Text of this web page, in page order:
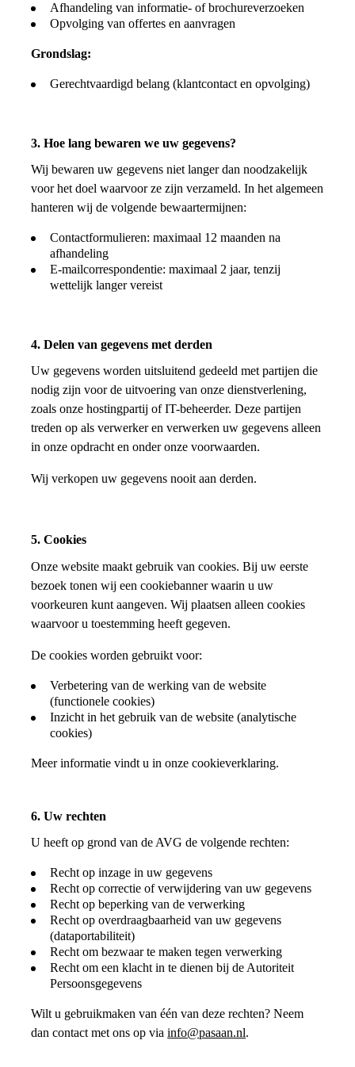
Afhandeling van informatie- of brochureverzoeken
Opvolging van offertes en aanvragen
Grondslag:
Gerechtvaardigd belang (klantcontact en opvolging)
3. Hoe lang bewaren we uw gegevens?
Wij bewaren uw gegevens niet langer dan noodzakelijk
voor het doel waarvoor ze zijn verzameld. In het algemeen
hanteren wij de volgende bewaartermijnen:
Contactformulieren: maximaal 12 maanden na
afhandeling
E-mailcorrespondentie: maximaal 2 jaar, tenzij
wettelijk langer vereist
4. Delen van gegevens met derden
Uw gegevens worden uitsluitend gedeeld met partijen die
nodig zijn voor de uitvoering van onze dienstverlening,
zoals onze hostingpartij of IT-beheerder. Deze partijen
treden op als verwerker en verwerken uw gegevens alleen
in onze opdracht en onder onze voorwaarden.
Wij verkopen uw gegevens nooit aan derden.
5. Cookies
Onze website maakt gebruik van cookies. Bij uw eerste
bezoek tonen wij een cookiebanner waarin u uw
voorkeuren kunt aangeven. Wij plaatsen alleen cookies
waarvoor u toestemming heeft gegeven.
De cookies worden gebruikt voor:
Verbetering van de werking van de website
(functionele cookies)
Inzicht in het gebruik van de website (analytische
cookies)
Meer informatie vindt u in onze cookieverklaring.
6. Uw rechten
U heeft op grond van de AVG de volgende rechten:
Recht op inzage in uw gegevens
Recht op correctie of verwijdering van uw gegevens
Recht op beperking van de verwerking
Recht op overdraagbaarheid van uw gegevens
(dataportabiliteit)
Recht om bezwaar te maken tegen verwerking
Recht om een klacht in te dienen bij de Autoriteit
Persoonsgegevens
Wilt u gebruikmaken van één van deze rechten? Neem
dan contact met ons op viainfo@pasaan.nl.